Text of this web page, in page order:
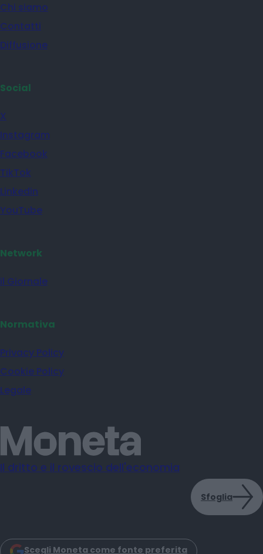
Chi siamo
Contatti
Diffusione
Social
X
Instagram
Facebook
TikTok
Linkedin
YouTube
Network
il Giornale
Normativa
Privacy Policy
Cookie Policy
Legale
Il dritto e il rovescio dell'economia
Sfoglia
Scegli Moneta come fonte preferita